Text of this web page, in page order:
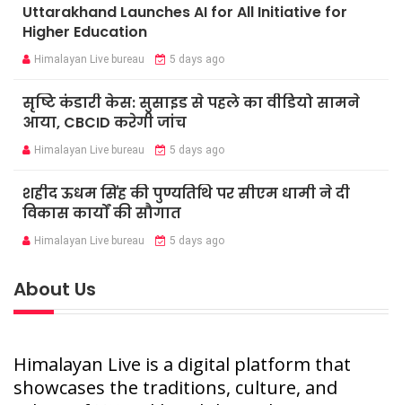
Uttarakhand Launches AI for All Initiative for
Higher Education
Himalayan Live bureau 5 days ago
सृष्टि कंडारी केस: सुसाइड से पहले का वीडियो सामने
आया, CBCID करेगी जांच
Himalayan Live bureau 5 days ago
शहीद ऊधम सिंह की पुण्यतिथि पर सीएम धामी ने दी
विकास कार्यों की सौगात
Himalayan Live bureau 5 days ago
About Us
Himalayan Live is a digital platform that
showcases the traditions, culture, and